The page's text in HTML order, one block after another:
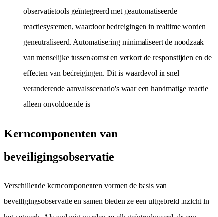
observatietools geïntegreerd met geautomatiseerde
reactiesystemen, waardoor bedreigingen in realtime worden
geneutraliseerd. Automatisering minimaliseert de noodzaak
van menselijke tussenkomst en verkort de responstijden en de
effecten van bedreigingen. Dit is waardevol in snel
veranderende aanvalsscenario's waar een handmatige reactie
alleen onvoldoende is.
Kerncomponenten van
beveiligingsobservatie
Verschillende kerncomponenten vormen de basis van
beveiligingsobservatie en samen bieden ze een uitgebreid inzicht in